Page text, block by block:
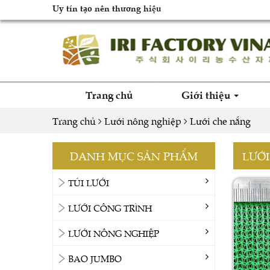
Uy tín tạo nên thương hiệu
Trang chủ Giới thiệu
Trang chủ Lưới nông nghiệp Lưới che nắng
DANH MỤC SẢN PHẨM
TÚI LƯỚI
LƯỚI CÔNG TRÌNH
LƯỚI NÔNG NGHIỆP
BAO JUMBO